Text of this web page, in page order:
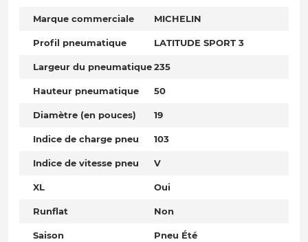
Marque commerciale MICHELIN
Profil pneumatique LATITUDE SPORT 3
Largeur du pneumatique235
Hauteur pneumatique 50
Diamètre (en pouces) 19
Indice de charge pneu 103
Indice de vitesse pneu V
XL Oui
Runflat Non
Saison Pneu Été